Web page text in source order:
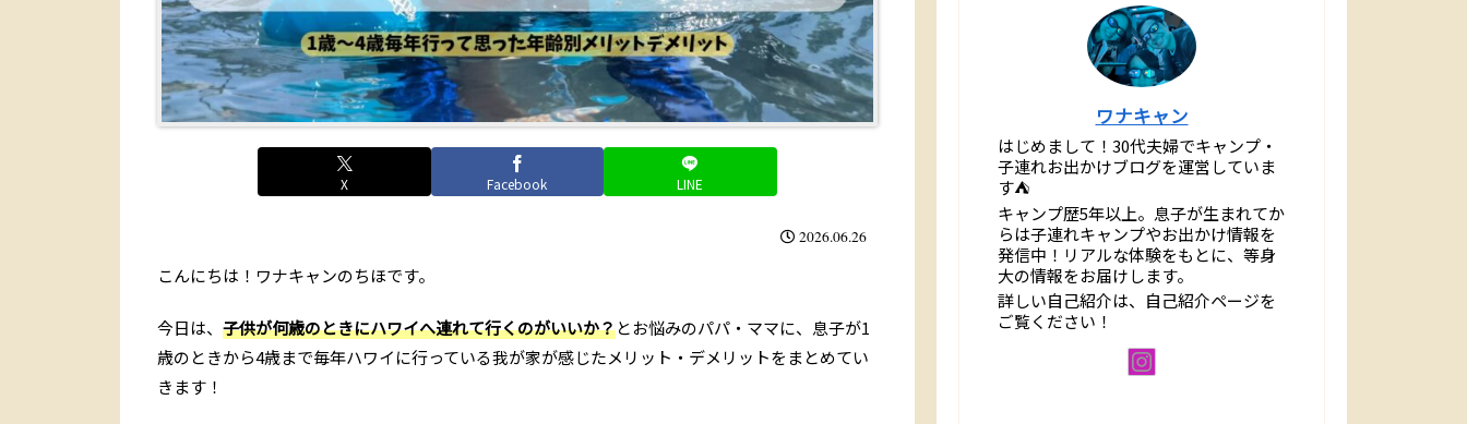
X Facebook LINE
2026.06.26
こんにちは！ワナキャンのちほです。
今日は、 子供が何歳のときにハワイへ連れて行くのがいいか？とお悩みのパパ・ママに、息子が1
歳のときから4歳まで毎年ハワイに行っている我が家が感じたメリット・デメリットをまとめてい
きます！
ワナキャン
はじめまして！30代夫婦でキャンプ・
子連れお出かけブログを運営していま
す⛺️
キャンプ歴5年以上。息子が生まれてか
らは子連れキャンプやお出かけ情報を
発信中！リアルな体験をもとに、等身
大の情報をお届けします。
詳しい自己紹介は、自己紹介ページを
ご覧ください！